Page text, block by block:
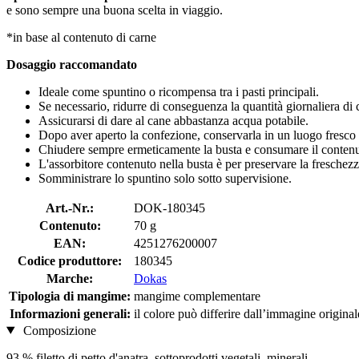
e sono sempre una buona scelta in viaggio.
*in base al contenuto di carne
Dosaggio raccomandato
Ideale come spuntino o ricompensa tra i pasti principali.
Se necessario, ridurre di conseguenza la quantità giornaliera di
Assicurarsi di dare al cane abbastanza acqua potabile.
Dopo aver aperto la confezione, conservarla in un luogo fresco
Chiudere sempre ermeticamente la busta e consumare il
L'assorbitore contenuto nella busta è per preservare la
Somministrare lo spuntino solo sotto supervisione.
Art.-Nr.:
DOK-180345
Contenuto:
70 g
EAN:
4251276200007
Codice produttore:
180345
Marche:
Dokas
Tipologia di mangime: mangime complementare
Informazioni generali: il colore può differire dall’immagine
Composizione